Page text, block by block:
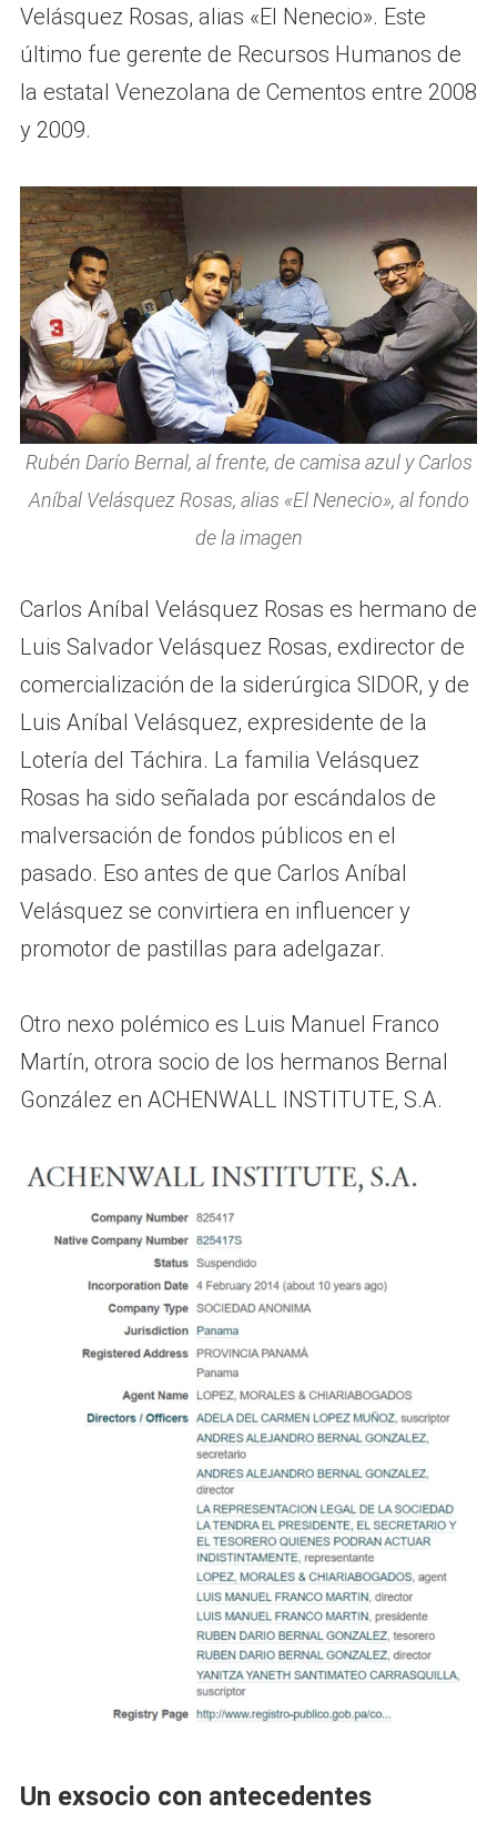
Velásquez Rosas, alias «El Nenecio». Este
último fue gerente de Recursos Humanos de
la estatal Venezolana de Cementos entre 2008
y 2009.
Rubén Darío Bernal, al frente, de camisa azul y Carlos
Aníbal Velásquez Rosas, alias «El Nenecio», al fondo
de la imagen
Carlos Aníbal Velásquez Rosas es hermano de
Luis Salvador Velásquez Rosas, exdirector de
comercialización de la siderúrgica SIDOR, y de
Luis Aníbal Velásquez, expresidente de la
Lotería del Táchira. La familia Velásquez
Rosas ha sido señalada por escándalos de
malversación de fondos públicos en el
pasado. Eso antes de que Carlos Aníbal
Velásquez se convirtiera en influencer y
promotor de pastillas para adelgazar.
Otro nexo polémico es Luis Manuel Franco
Martín, otrora socio de los hermanos Bernal
González en ACHENWALL INSTITUTE, S.A.
Un exsocio con antecedentes